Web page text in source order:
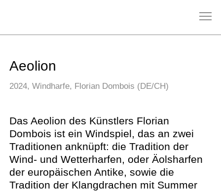
Aeolion
2024, Windharfe, Florian Dombois (DE/CH)
Das Aeolion des Künstlers Florian
Dombois ist ein Windspiel, das an zwei
Traditionen anknüpft: die Tradition der
Wind- und Wetterharfen, oder Äolsharfen
der europäischen Antike, sowie die
Tradition der Klangdrachen mit Summer